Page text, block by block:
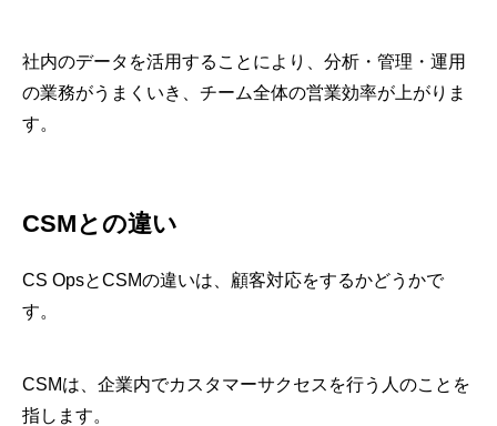
社内のデータを活用することにより、分析・管理・運用
の業務がうまくいき、チーム全体の営業効率が上がりま
す。
CSMとの違い
CS OpsとCSMの違いは、顧客対応をするかどうかで
す。
CSMは、企業内でカスタマーサクセスを行う人のことを
指します。